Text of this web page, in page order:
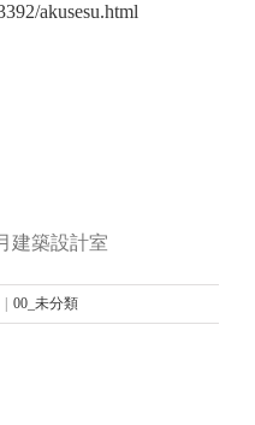
akusesu.html
建築設計室
00_未分類